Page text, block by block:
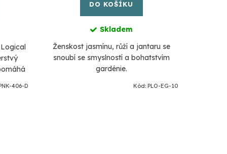
406-D
DO KOŠÍKU
Skladem
Ženskost jasmínu, růží a jantaru se
snoubí se smyslností a bohatstvím
gardénie.
Kód: PLO-EG-10